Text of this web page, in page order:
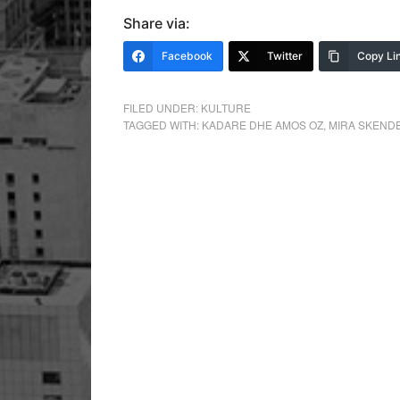
Share via:
Facebook Twitter Copy
FILED UNDER: KULTURE
TAGGED WITH: KADARE DHE AMOS OZ MIRA